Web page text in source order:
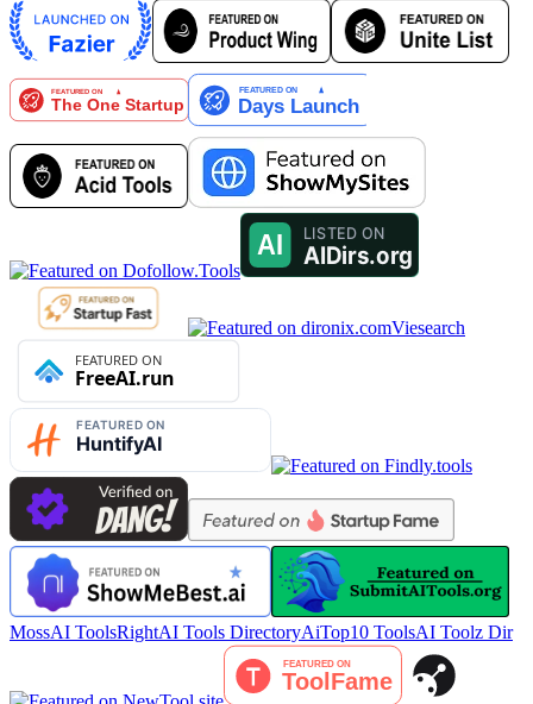
Viesearch
MossAI ToolsRightAI Tools DirectoryAiTop10 ToolsAI Toolz Dir